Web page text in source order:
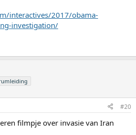
interactives/2017/obama-
investigation/
#20
filmpje over invasie van Iran